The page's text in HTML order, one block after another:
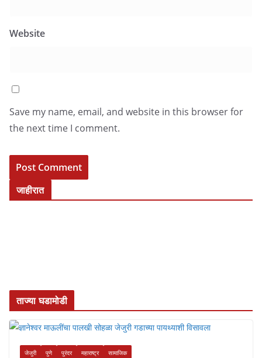
Website
Save my name, email, and website in this browser for
the next time I comment.
जाहीरात
जेजुरी पुणे पुरंदर
ज्ञानेश्वर माऊलींचा पालखी सोहळा जेजुरी
गडाच्या पायथ्याशी विसावला